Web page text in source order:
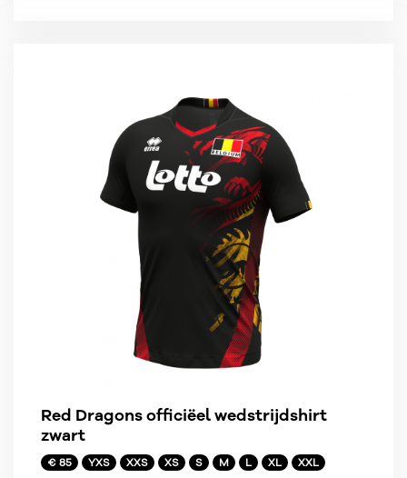
Red Dragons officiëel wedstrijdshirt
zwart
€ 85 YXS XXS XS S M L XL XXL